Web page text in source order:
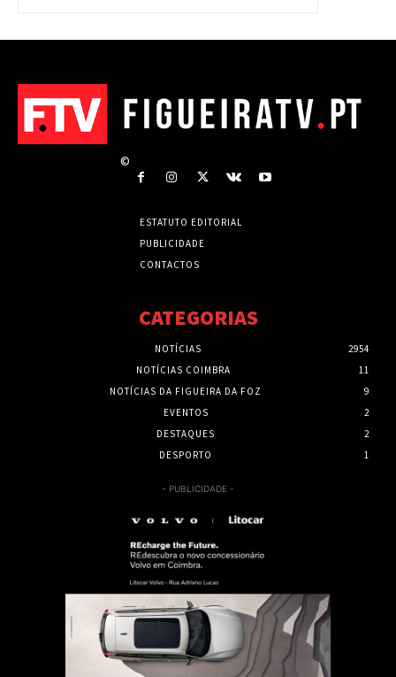
©
ESTATUTO EDITORIAL
PUBLICIDADE
CONTACTOS
CATEGORIAS
NOTÍCIAS
2954
NOTÍCIAS COIMBRA
11
NOTÍCIAS DA FIGUEIRA DA FOZ
9
EVENTOS
2
DESTAQUES
2
DESPORTO
1
- PUBLICIDADE -